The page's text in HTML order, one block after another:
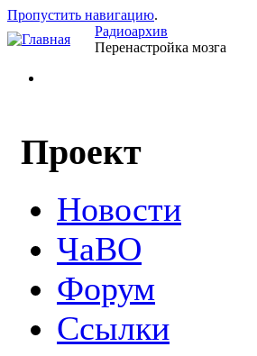
Пропустить навигацию.
Радиоархив
Перенастройка мозга
Проект
Новости
ЧаВО
Форум
Ссылки